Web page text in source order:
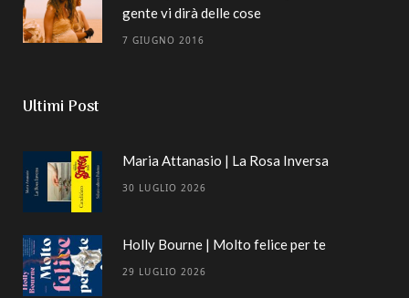
gente vi dirà delle cose
7 GIUGNO 2016
Ultimi Post
Maria Attanasio | La Rosa Inversa
30 LUGLIO 2026
Holly Bourne | Molto felice per te
29 LUGLIO 2026